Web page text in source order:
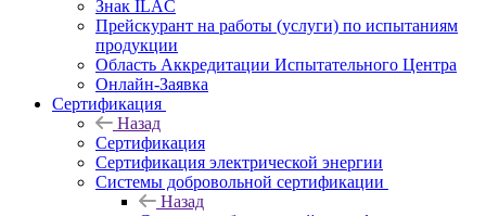
Знак ILAC
Прейскурант на работы (услуги) по испытаниям
продукции
Область Аккредитации Испытательного Центра
Онлайн-Заявка
Сертификация
Назад
Сертификация
Сертификация электрической энергии
Системы добровольной сертификации
Назад